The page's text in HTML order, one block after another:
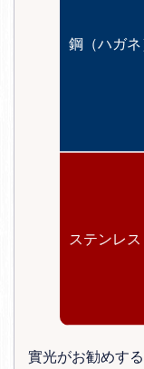
鋼（ハガネ
ステンレス
實光がお勧めす